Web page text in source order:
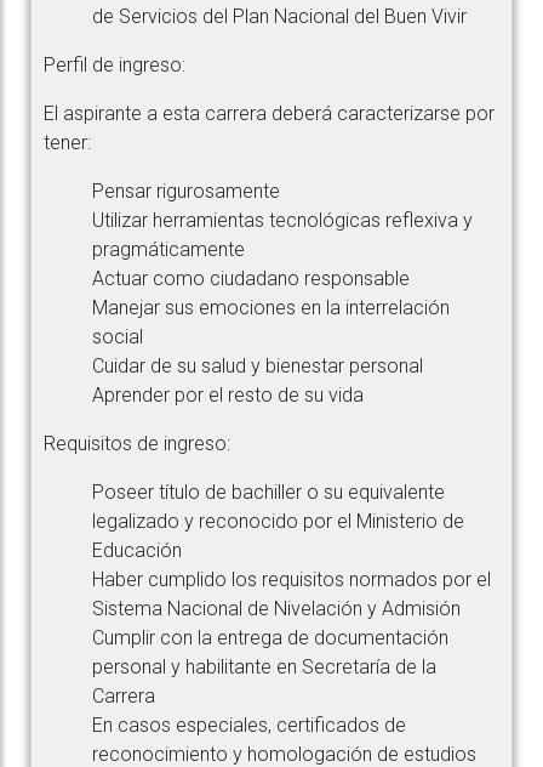
de Servicios del Plan Nacional del Buen Vivir
Perfil de ingreso:
El aspirante a esta carrera deberá caracterizarse por
tener:
Pensar rigurosamente
Utilizar herramientas tecnológicas reflexiva y
pragmáticamente
Actuar como ciudadano responsable
Manejar sus emociones en la interrelación
social
Cuidar de su salud y bienestar personal
Aprender por el resto de su vida
Requisitos de ingreso:
Poseer título de bachiller o su equivalente
legalizado y reconocido por el Ministerio de
Educación
Haber cumplido los requisitos normados por el
Sistema Nacional de Nivelación y Admisión
Cumplir con la entrega de documentación
personal y habilitante en Secretaría de la
Carrera
En casos especiales, certificados de
reconocimiento y homologación de estudios